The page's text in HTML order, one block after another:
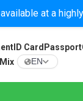
at a
ID Card Passport
Mix EN